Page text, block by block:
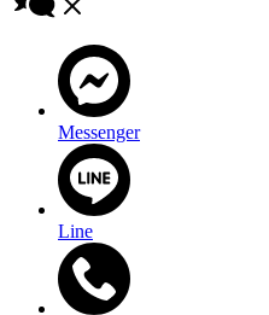
Messenger
Line